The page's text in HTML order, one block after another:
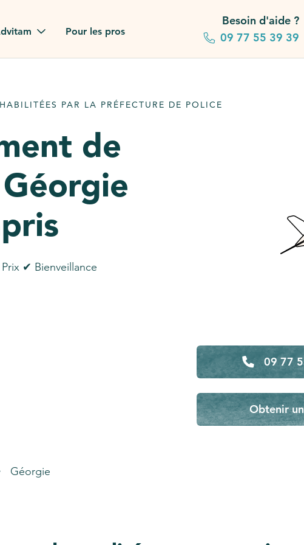
dans la presse
?
notre FAQ
Pour les pros
Besoin d'aide ?
09 77 55 39 39
PAR LA PRÉFECTURE DE POLICE
de
✔ Bienveillance
09 77
Obtenir
Géorgie